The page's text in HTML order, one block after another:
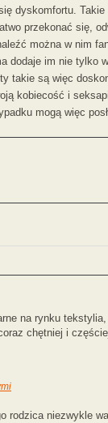
dyskomfortu.
przekonać się,
można w nim
dodaje im nie tylko
takie są więc
kobiecość i
mogą więc
na rynku
chętniej i
rodzica niezwykle